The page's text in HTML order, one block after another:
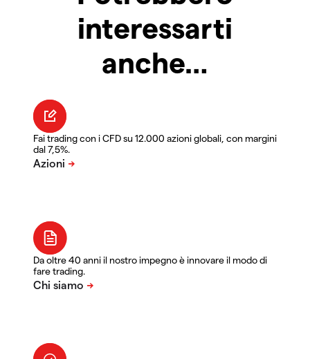
interessarti
anche…
Fai trading con i CFD su 12.000 azioni globali, con margini
dal 7,5%.
Da oltre 40 anni il nostro impegno è innovare il modo di
fare trading.